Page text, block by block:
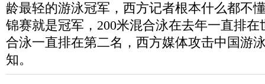
龄最轻的游泳冠军，西方记者根本什么都不
锦赛就是冠军，200米混合泳在去年一直排在
合泳一直排在第二名，西方媒体攻击中国游
知。